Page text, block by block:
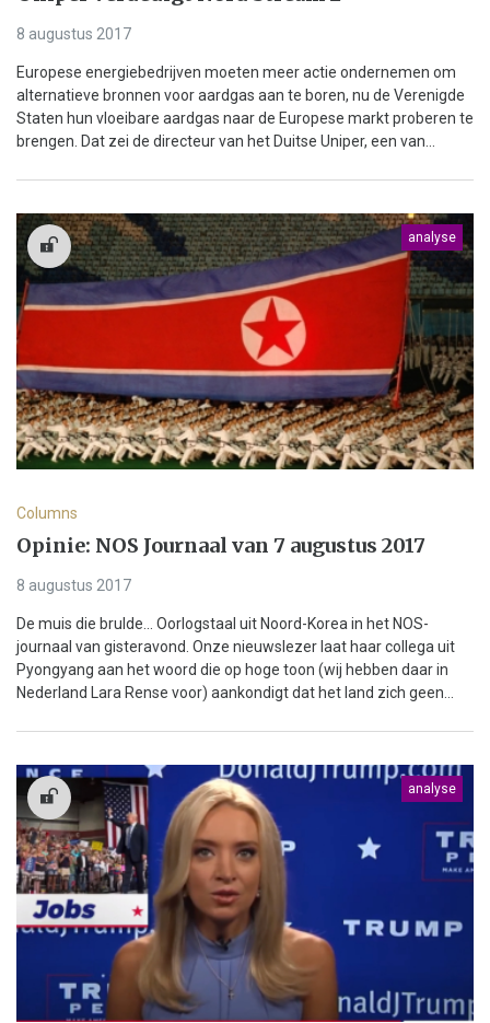
8 augustus 2017
Europese energiebedrijven moeten meer actie ondernemen om
alternatieve bronnen voor aardgas aan te boren, nu de Verenigde
Staten hun vloeibare aardgas naar de Europese markt proberen te
brengen. Dat zei de directeur van het Duitse Uniper, een van...
analyse
Columns
Opinie: NOS Journaal van 7 augustus 2017
8 augustus 2017
De muis die brulde... Oorlogstaal uit Noord-Korea in het NOS-
journaal van gisteravond. Onze nieuwslezer laat haar collega uit
Pyongyang aan het woord die op hoge toon (wij hebben daar in
Nederland Lara Rense voor) aankondigt dat het land zich geen...
analyse